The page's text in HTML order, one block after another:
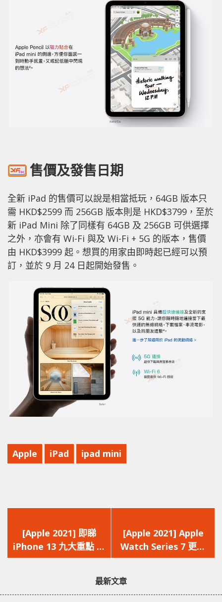
售價及發售日期
全新 iPad 的售價可以說是相當抵玩，64GB 版本只
需 HKD$2599 而 256GB 版本則是 HKD$3799，至於
新 iPad Mini 除了同樣有 64GB 及 256GB 可供選擇
之外，亦會有 Wi-Fi 與及 Wi-Fi + 5G 的版本，售價
由 HKD$3999 起。想買的用家由即時起已經可以預
訂，並於 9 月 24 日起開始發售。
Apple iPad ipad mini
一
篇
文
[Apple 2021] 即睇
iPhone 13 九大重點 瀏
海縮小‧最大 1TB‧
一
篇
文
[Apple 2021] Apple
Watch Series 7 更大
熒幕 堅固耐用‧亮度提
最新文章